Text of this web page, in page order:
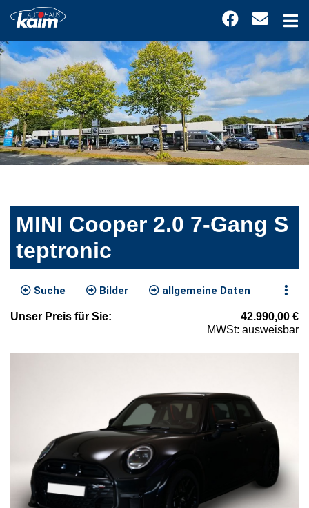
MINI Cooper 2.0 7-Gang S
teptronic
Suche Bilder allgemeine Daten
Unser Preis für Sie: 42.990,00 €
MWSt: ausweisbar